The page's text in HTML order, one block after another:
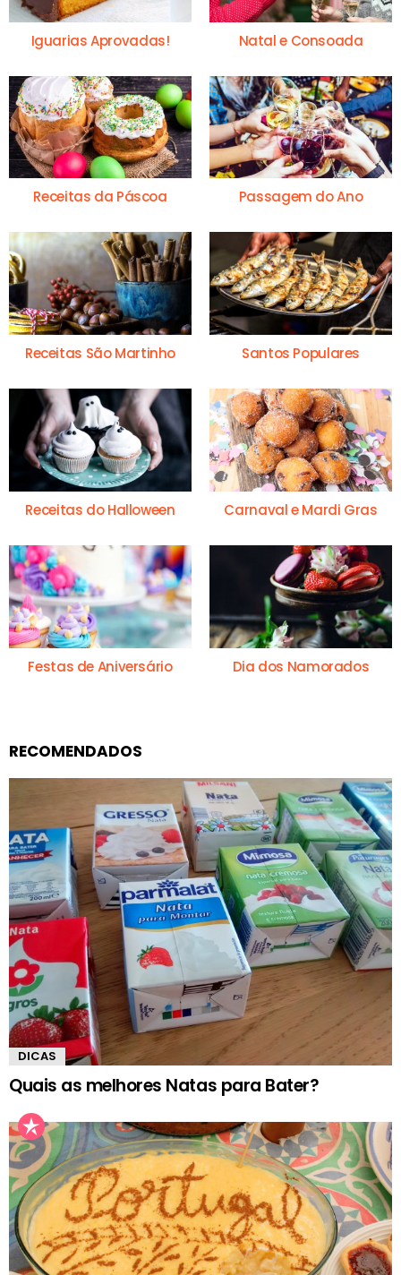
Iguarias Aprovadas! Natal e Consoada
Receitas da Páscoa Passagem do Ano
Receitas São Martinho Santos Populares
Receitas do Halloween Carnaval e Mardi Gras
Festas de Aniversário Dia dos Namorados
RECOMENDADOS
DICAS
Quais as melhores Natas para Bater?